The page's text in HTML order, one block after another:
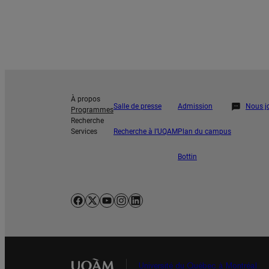
À propos
Programmes
Recherche
Services
Salle de presse
Recherche à l’UQAM
Admission
Plan du campus
Bottin
Nous
Facebook
X YouTube
Instagram
LinkedIn
Université du Québec à Montréal